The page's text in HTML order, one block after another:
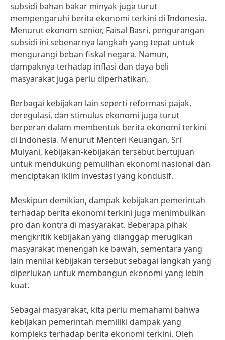
subsidi bahan bakar minyak juga turut
mempengaruhi berita ekonomi terkini di Indonesia.
Menurut ekonom senior, Faisal Basri, pengurangan
subsidi ini sebenarnya langkah yang tepat untuk
mengurangi beban fiskal negara. Namun,
dampaknya terhadap inflasi dan daya beli
masyarakat juga perlu diperhatikan.
Berbagai kebijakan lain seperti reformasi pajak,
deregulasi, dan stimulus ekonomi juga turut
berperan dalam membentuk berita ekonomi terkini
di Indonesia. Menurut Menteri Keuangan, Sri
Mulyani, kebijakan-kebijakan tersebut bertujuan
untuk mendukung pemulihan ekonomi nasional dan
menciptakan iklim investasi yang kondusif.
Meskipun demikian, dampak kebijakan pemerintah
terhadap berita ekonomi terkini juga menimbulkan
pro dan kontra di masyarakat. Beberapa pihak
mengkritik kebijakan yang dianggap merugikan
masyarakat menengah ke bawah, sementara yang
lain menilai kebijakan tersebut sebagai langkah yang
diperlukan untuk membangun ekonomi yang lebih
kuat.
Sebagai masyarakat, kita perlu memahami bahwa
kebijakan pemerintah memiliki dampak yang
kompleks terhadap berita ekonomi terkini. Oleh